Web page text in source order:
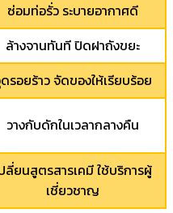
ซ่อมท่อรั่ว ระบายอากาศดี
ล้างจานทันที ปิดฝาถังขยะ
รอยร้าว จัดของให้เรียบร้อย
วางกับดักในเวลากลางคืน
ลี่ยนสูตรสารเคมี ใช้บริการผู้
เชี่ยวชาญ